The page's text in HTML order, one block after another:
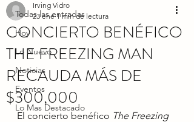
Todas las entradas
Hoy
Lo Nuevo
Noticias
Eventos
Lo Mas Destacado
CONCIERTO BENÉFICO
THE FREEZING MAN
RECAUDA MÁS DE
$300,000
Irving Vidro
23 ene 1 min de lectura
El concierto benéfico The Freezing